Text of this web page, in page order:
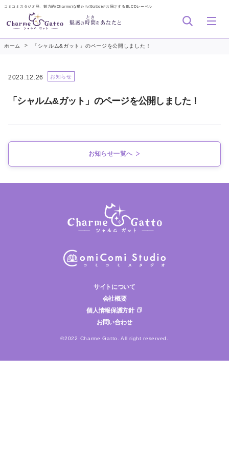
コミコミスタジオ発、魅力的(Charme)な猫たち(Gatto)がお届けするBLCDレーベル
魅惑の 時間
とき
を あなたと
ホーム > 「シャルム&ガット」のページを公開しました！
2023.12.26 お知らせ
「シャルム&ガット」のページを公開しました！
お知らせ一覧へ
サイトについて
会社概要
個人情報保護方針
お問い合わせ
©2022 Charme Gatto. All right reserved.